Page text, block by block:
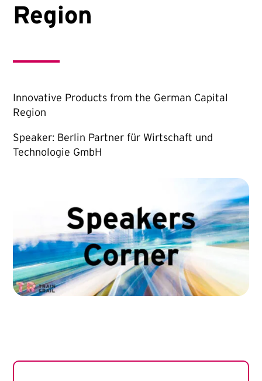
Region
Innovative Products from the German Capital
Region
Speaker: Berlin Partner für Wirtschaft und
Technologie GmbH